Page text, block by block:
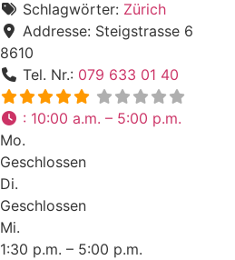
Schlagwörter: Zürich
Addresse: Steigstrasse 6
8610
Tel. Nr.: 079 633 01 40
: 10:00 a.m. – 5:00 p.m.
Mo.
Geschlossen
Di.
Geschlossen
Mi.
1:30 p.m. – 5:00 p.m.